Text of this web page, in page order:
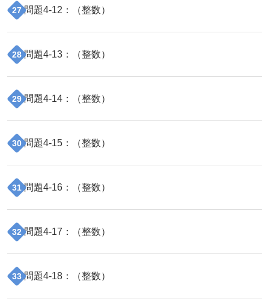
27 問題4-12 ：（整数）
28 問題4-13 ：（整数）
29 問題4-14 ：（整数）
30 問題4-15 ：（整数）
31 問題4-16 ：（整数）
32 問題4-17 ：（整数）
33 問題4-18 ：（整数）